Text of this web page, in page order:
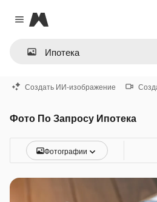
Close menu
Magnific
Создать ИИ-изображение
Фото По Запросу Ипотека
Фотографии